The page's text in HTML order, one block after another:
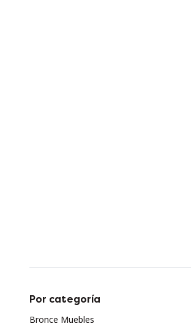
Por categoría
Bronce Muebles